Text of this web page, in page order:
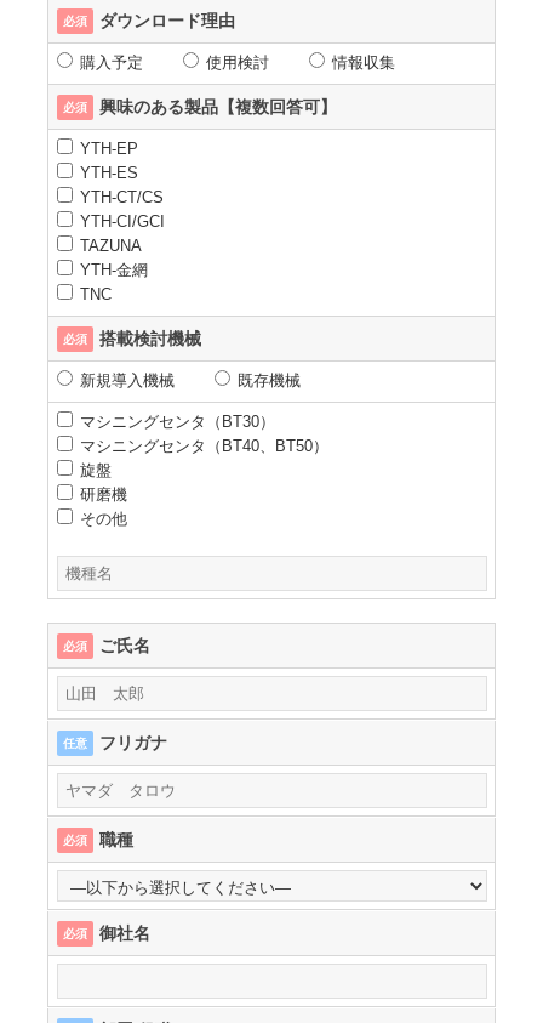
必須 ダウンロード理由
購入予定 使用検討 情報収集
必須 興味のある製品【複数回答可】
YTH-EP
YTH-ES
YTH-CT/CS
YTH-CI/GCI
TAZUNA
YTH-金網
TNC
必須 搭載検討機械
新規導入機械 既存機械
マシニングセンタ（BT30）
マシニングセンタ（BT40、BT50）
旋盤
研磨機
その他
必須 ご氏名
任意 フリガナ
必須 職種
必須 御社名